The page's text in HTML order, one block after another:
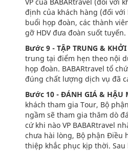
định của khách hàng (đối với
buổi họp đoàn, các thành
gỡ HDV đưa đoàn suốt tuyến.
Bước 9 - TẬP TRUNG &
trung tại điểm hẹn theo nội
họp đoàn. BABARtravel tổ
đúng chất lượng dịch vụ đã
Bước 10 - ĐÁNH GIÁ & HẬU
khách tham gia Tour, Bộ
ngầm sẽ tham gia thăm dò
cứ khi nào VP BABARtravel
chưa hài lòng, Bộ phận Điều
thiệp khắc phục kịp thời.